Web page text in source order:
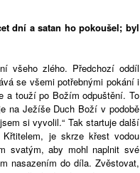
dní a satan ho pokoušel; byl
všeho zlého. Předchozí oddíl
se všemi potřebnými pokání i
a touží po Božím odpuštění. To
na Ježíše Duch Boží v podobě
si vyvolil.“ Tak startuje další
je skrze křest vodou
svatým, aby mohl naplnit své
nasazením do díla. Zvěstovat,